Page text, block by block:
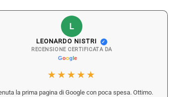
L
LEONARDO NISTRI ✓
RECENSIONE CERTIFICATA DA
★★★★★
la prima pagina di Google con poca spesa. Ottimo.